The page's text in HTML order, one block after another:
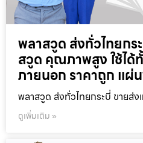
พลาสวูด ส่งทั่วไทยก
สวูด คุณภาพสูง ใช้ได้
ภายนอก ราคาถูก แผ่
พลาสวูด ส่งทั่วไทยกระบี่ ขายส่
ดูเพิ่มเติม »